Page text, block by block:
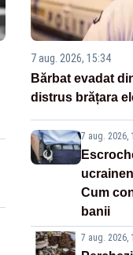
7 aug. 2026, 15:34
Bărbat evadat
distrus brățara
7 aug. 2026,
Cum
banii
7 aug. 2026,